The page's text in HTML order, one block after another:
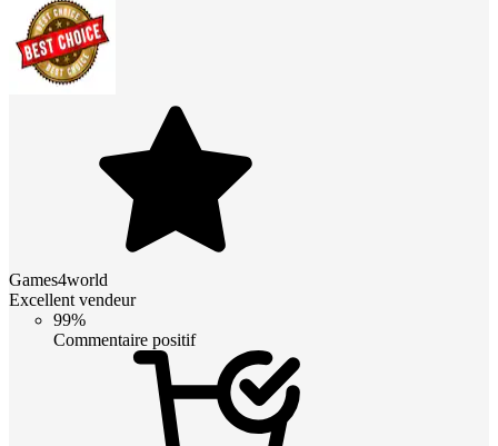
Games4world
Excellent vendeur
99%
Commentaire positif